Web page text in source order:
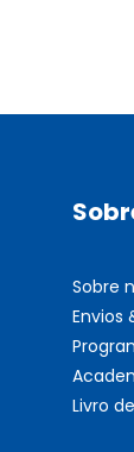
Sobre
Envios
Livro